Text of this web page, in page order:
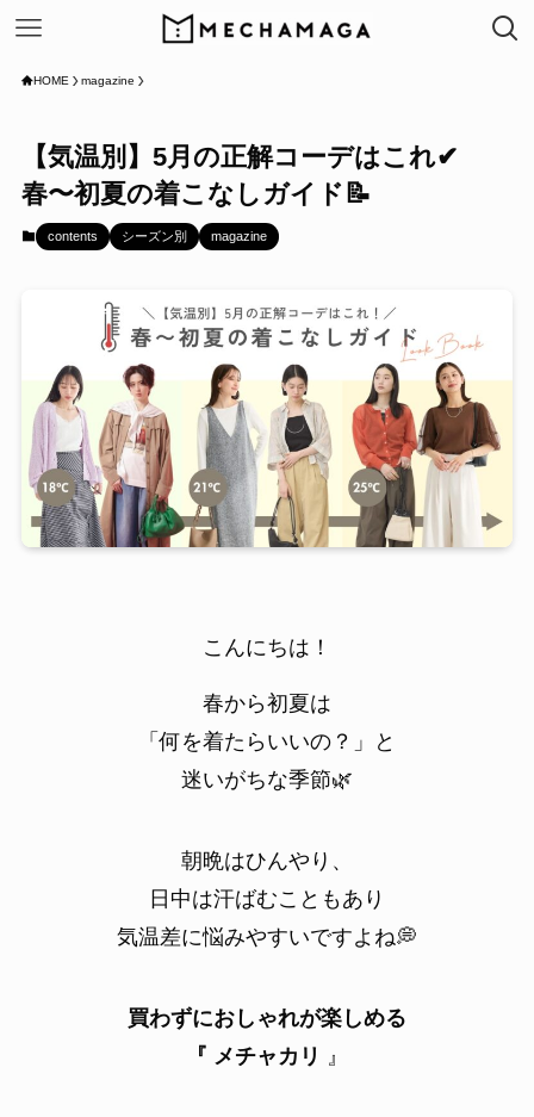
HOME magazine
【気温別】5月の正解コーデはこれ✔
春〜初夏の着こなしガイド📝
contents シーズン別 magazine
こんにちは！
春から初夏は
「何を着たらいいの？」と
迷いがちな季節🌿
朝晩はひんやり、
日中は汗ばむこともあり
気温差に悩みやすいですよね💭
買わずにおしゃれが楽しめる
『 メチャカリ 』